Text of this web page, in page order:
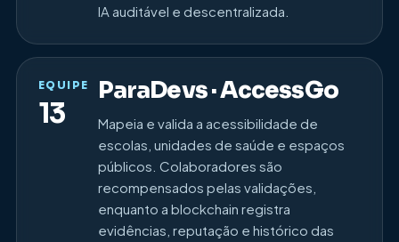
IA auditável e descentralizada.
EQUIPE
13
ParaDevs · AccessGo
Mapeia e valida a acessibilidade de
escolas, unidades de saúde e espaços
públicos. Colaboradores são
recompensados pelas validações,
enquanto a blockchain registra
evidências, reputação e histórico das